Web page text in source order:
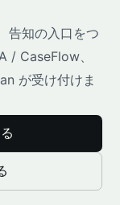
告知の入口をつ
/ CaseFlow、
が受け付けま